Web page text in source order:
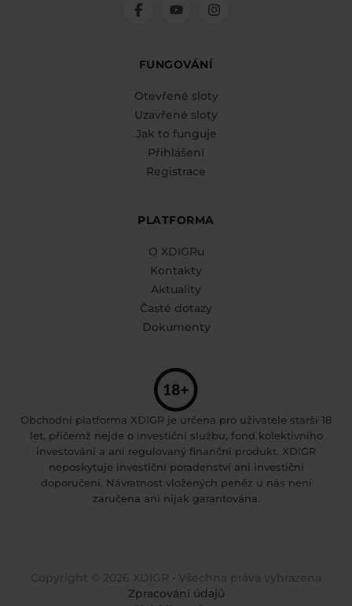
FUNGOVÁNÍ
Otevřené sloty
Uzavřené sloty
Jak to funguje
Přihlášení
Registrace
PLATFORMA
O XDIGRu
Kontakty
Aktuality
Časté dotazy
Dokumenty
Obchodní platforma XDIGR je určena pro uživatele starší 18
let, přičemž nejde o investiční službu, fond kolektivního
investování a ani regulovaný finanční produkt. XDIGR
neposkytuje investiční poradenství ani investiční
doporučení. Návratnost vložených peněz u nás není
zaručena ani nijak garantována.
Zpracování údajů